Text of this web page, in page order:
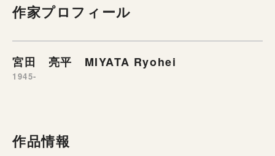
作家プロフィール
宮田 亮平 MIYATA Ryohei
1945-
作品情報